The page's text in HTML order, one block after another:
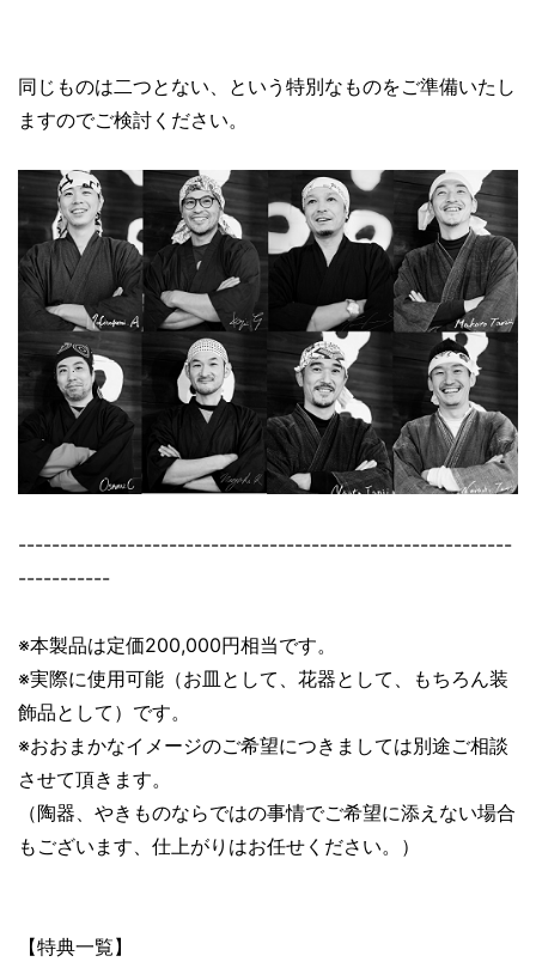
同じものは二つとない、という特別なものをご準備いたし
ますのでご検討ください。
-----------------------------------------------------------
-----------
※本製品は定価200,000円相当です。
※実際に使用可能（お皿として、花器として、もちろん装
飾品として）です。
※おおまかなイメージのご希望につきましては別途ご相談
させて頂きます。
（陶器、やきものならではの事情でご希望に添えない場合
もございます、仕上がりはお任せください。）
【特典一覧】